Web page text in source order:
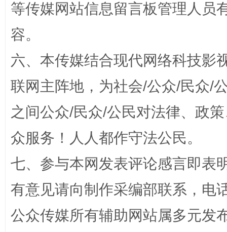
招工难、用工荒背后
网上购药对药下症？
等传媒网站信息留言板管理人员
容。
六、本传媒结合现代网络科技影
联网主阵地，为社会/公众/民众/
之间公众/民众/公民对法律、政
众服务！人人都作守法公民。
七、参与本网发表评论感言即表
有意见请向制作采编部联系，电
公众传媒所有辅助网站属多元发